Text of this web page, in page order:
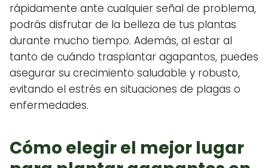
rápidamente ante cualquier señal de problema,
podrás disfrutar de la belleza de tus plantas
durante mucho tiempo. Además, al estar al
tanto de cuándo trasplantar agapantos, puedes
asegurar su crecimiento saludable y robusto,
evitando el estrés en situaciones de plagas o
enfermedades.
Cómo elegir el mejor lugar